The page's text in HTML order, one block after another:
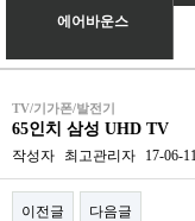
에어바운스
TV/기가폰/발전기
65인치 삼성 UHD TV
작성자 최고관리자 17-06-
이전글 다음글